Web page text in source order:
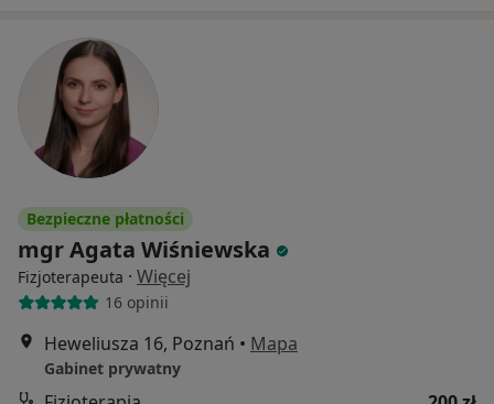
Bezpieczne płatności
mgr Agata Wiśniewska
Fizjoterapeuta · Więcej
16 opinii
Heweliusza 16, Poznań • Mapa
Gabinet prywatny